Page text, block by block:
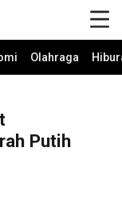
Olahraga
Putih